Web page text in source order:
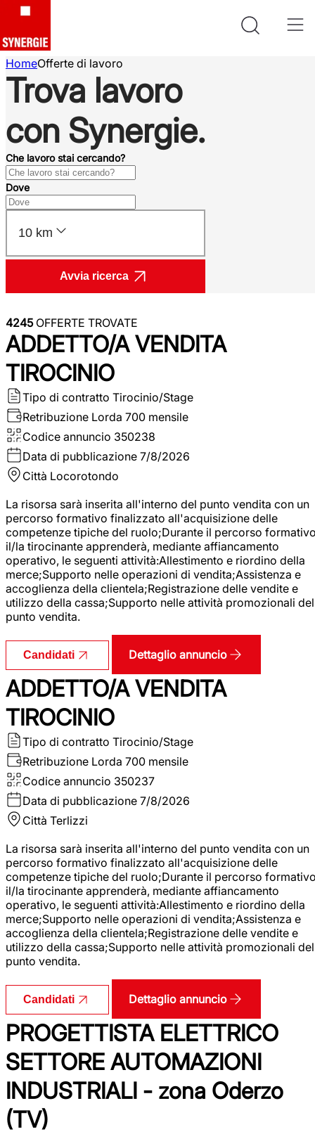
HomeOfferte di lavoro
Trova lavoro
con Synergie.
Che lavoro stai cercando?
Dove
10 km
Avvia ricerca
4245OFFERTE TROVATE
ADDETTO/A VENDITA
TIROCINIO
Tipo di contratto Tirocinio/Stage
Retribuzione Lorda 700 mensile
Codice annuncio 350238
Data di pubblicazione 7/8/2026
Città Locorotondo
La risorsa sarà inserita all'interno del punto vendita con un
percorso formativo finalizzato all'acquisizione delle
competenze tipiche del ruolo;Durante il percorso
il/la tirocinante apprenderà, mediante affiancamento
operativo, le seguenti attività:Allestimento e riordino della
merce;Supporto nelle operazioni di vendita;Assistenza e
accoglienza della clientela;Registrazione delle vendite e
utilizzo della cassa;Supporto nelle attività promozionali del
punto vendita.
Candidati Dettaglio annuncio
ADDETTO/A VENDITA
TIROCINIO
Tipo di contratto Tirocinio/Stage
Retribuzione Lorda 700 mensile
Codice annuncio 350237
Data di pubblicazione 7/8/2026
Città Terlizzi
La risorsa sarà inserita all'interno del punto vendita con un
percorso formativo finalizzato all'acquisizione delle
competenze tipiche del ruolo;Durante il percorso
il/la tirocinante apprenderà, mediante affiancamento
operativo, le seguenti attività:Allestimento e riordino della
merce;Supporto nelle operazioni di vendita;Assistenza e
accoglienza della clientela;Registrazione delle vendite e
utilizzo della cassa;Supporto nelle attività promozionali del
punto vendita.
Candidati Dettaglio annuncio
PROGETTISTA ELETTRICO
SETTORE AUTOMAZIONI
INDUSTRIALI - zona Oderzo
(TV)